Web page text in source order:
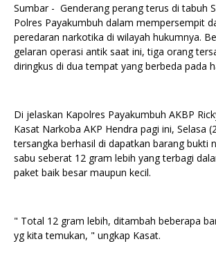
Sumbar - Genderang perang terus di tabuh
Polres Payakumbuh dalam mempersempit
peredaran narkotika di wilayah hukumnya.
gelaran operasi antik saat ini, tiga orang
diringkus di dua tempat yang berbeda pada
Di jelaskan Kapolres Payakumbuh AKBP
Kasat Narkoba AKP Hendra pagi ini, Selasa
tersangka berhasil di dapatkan barang bukti
sabu seberat 12 gram lebih yang terbagi
paket baik besar maupun kecil.
" Total 12 gram lebih, ditambah beberapa
yg kita temukan, " ungkap Kasat.